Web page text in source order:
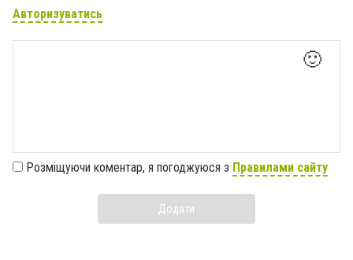
Авторизуватись
🙂
Розміщуючи коментар, я погоджуюся з Правилами сайту
Додати